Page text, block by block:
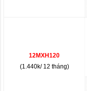
12MXH120
(1.440k/ 12 tháng)